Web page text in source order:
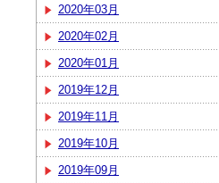
2020年03月
2020年02月
2020年01月
2019年12月
2019年11月
2019年10月
2019年09月